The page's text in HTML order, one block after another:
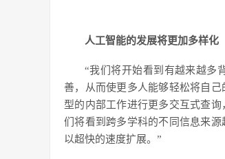
人工智能的发展将更加多样化
“我们将开始看到有越来越多
善，从而使更多人能够轻松将自
型的内部工作进行更多交互式查
们将看到跨多学科的不同信息来
以超快的速度扩展。”